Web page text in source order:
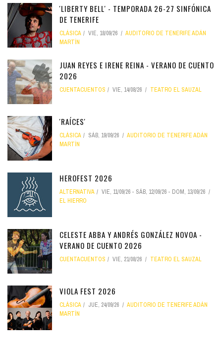
'LIBERTY BELL' - TEMPORADA 26-27 SINFÓNICA
DE TENERIFE
CLÁSICA VIE, 18/09/26
AUDITORIO DE TENERIFE ADÁN
MARTÍN
JUAN REYES E IRENE REINA - VERANO DE CUENTO
2026
CUENTACUENTOS VIE, 14/08/26 TEATRO EL SAUZAL
'RAÍCES'
CLÁSICA SÁB, 19/09/26
AUDITORIO DE TENERIFE ADÁN
MARTÍN
HEROFEST 2026
ALTERNATIVA VIE, 11/09/26 - SÁB, 12/09/26 - DOM, 13/09/26
EL HIERRO
CELESTE ABBA Y ANDRÉS GONZÁLEZ NOVOA -
VERANO DE CUENTO 2026
CUENTACUENTOS VIE, 21/08/26 TEATRO EL SAUZAL
VIOLA FEST 2026
CLÁSICA JUE, 24/09/26
AUDITORIO DE TENERIFE ADÁN
MARTÍN